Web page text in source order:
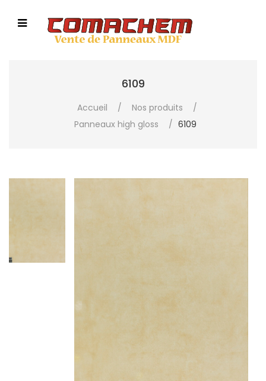
6109
Accueil / Nos produits
/
Panneaux high gloss
/ 6109